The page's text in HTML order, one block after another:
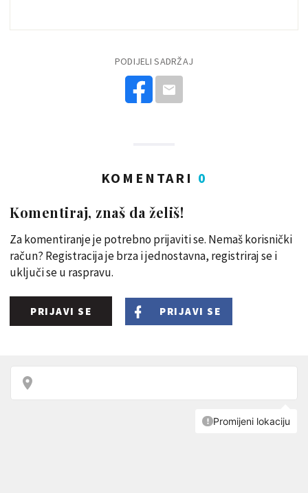
PODIJELI SADRŽAJ
KOMENTARI 0
Komentiraj, znaš da želiš!
Za komentiranje je potrebno prijaviti se. Nemaš korisnički
račun? Registracija je brza i jednostavna, registriraj se i
uključi se u raspravu.
PRIJAVI SE PRIJAVI SE